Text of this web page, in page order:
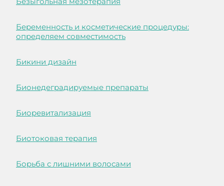
Беременность и косметические процедуры:
определяем совместимость
Бикини дизайн
Бионедеградируемые препараты
Биоревитализация
Биотоковая терапия
Борьба с лишними волосами